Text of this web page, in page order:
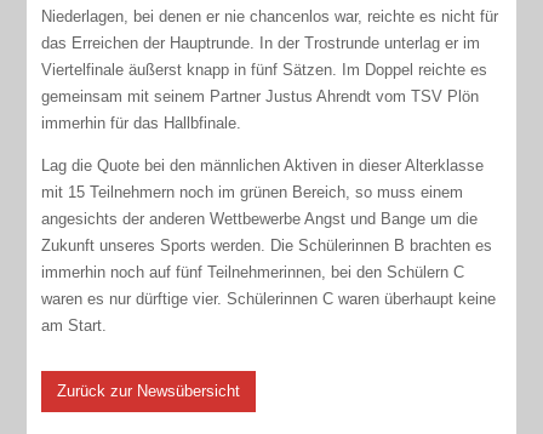
Niederlagen, bei denen er nie chancenlos war, reichte es nicht für
das Erreichen der Hauptrunde. In der Trostrunde unterlag er im
Viertelfinale äußerst knapp in fünf Sätzen. Im Doppel reichte es
gemeinsam mit seinem Partner Justus Ahrendt vom TSV Plön
immerhin für das Hallbfinale.
Lag die Quote bei den männlichen Aktiven in dieser Alterklasse
mit 15 Teilnehmern noch im grünen Bereich, so muss einem
angesichts der anderen Wettbewerbe Angst und Bange um die
Zukunft unseres Sports werden. Die Schülerinnen B brachten es
immerhin noch auf fünf Teilnehmerinnen, bei den Schülern C
waren es nur dürftige vier. Schülerinnen C waren überhaupt keine
am Start.
Zurück zur Newsübersicht